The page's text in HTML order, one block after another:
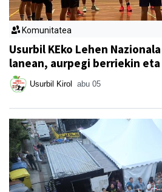
Komunitatea
Usurbil KEko Lehen
lanean, aurpegi berriekin
Usurbil Kirol abu 05